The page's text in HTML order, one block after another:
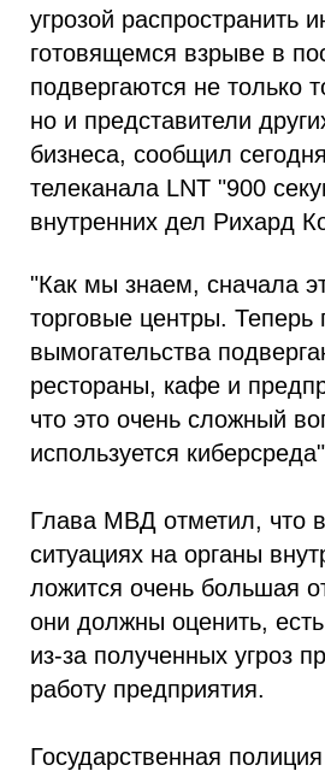
угрозой распространить
готовящемся взрыве в
подвергаются не только
но и представители
бизнеса, сообщил
телеканала LNT "900
внутренних дел Рихард
"Как мы знаем, сначала
торговые центры. Теперь
вымогательства
рестораны, кафе и
что это очень сложный
используется
Глава МВД отметил, что
ситуациях на органы
ложится очень большая
они должны оценить,
из-за полученных угроз
работу предприятия.
Государственная